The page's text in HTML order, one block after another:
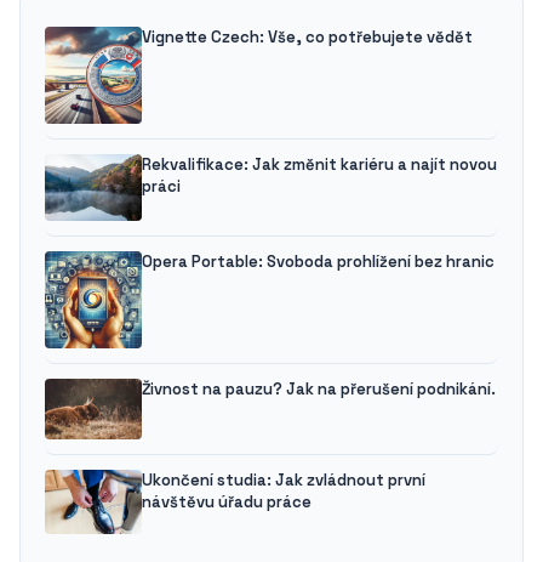
Vignette Czech: Vše, co potřebujete vědět
Rekvalifikace: Jak změnit kariéru a najít novou
práci
Opera Portable: Svoboda prohlížení bez hranic
Živnost na pauzu? Jak na přerušení podnikání.
Ukončení studia: Jak zvládnout první
návštěvu úřadu práce